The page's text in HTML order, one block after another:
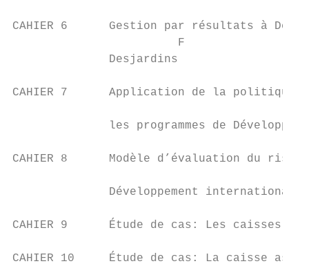
CAHIER 6      Gestion par résultats à
                        F
              Desjardins
CAHIER 7      Application de la politique «
les programmes de
CAHIER 8      Modèle d’évaluation du
Développement international
CAHIER 9      Étude de cas: Les caisses
CAHIER 10     Étude de cas: La caisse